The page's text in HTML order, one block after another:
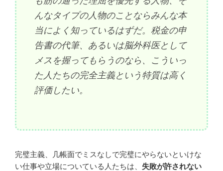
んなタイプの人物のことならみんな本
当によく知っているはずだ。税金の申
告書の代筆、あるいは脳外科医として
メスを握ってもらうのなら、こういっ
た人たちの完全主義という特質は高く
評価したい。
完璧主義、几帳面でミスなしで完璧にやらないといけな
い仕事や立場についている人たちは、 失敗が許されない